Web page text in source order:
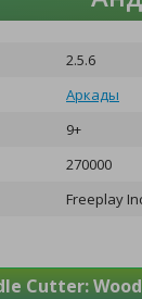
2.5.6
Аркады
9+
270000
Freeplay
Cutter: